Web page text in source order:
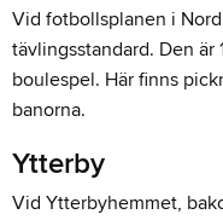
Vid fotbollsplanen i
tävlingsstandard. Den
boulespel. Här finns
banorna.
Ytterby
Vid Ytterbyhemmet,